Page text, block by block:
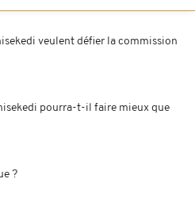
veulent défier la commission
pourra-t-il faire mieux que
?